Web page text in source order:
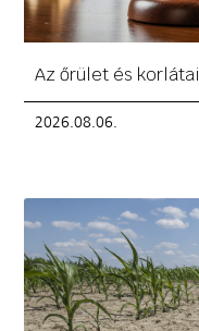
Az őrület és korlátai
2026.08.06.